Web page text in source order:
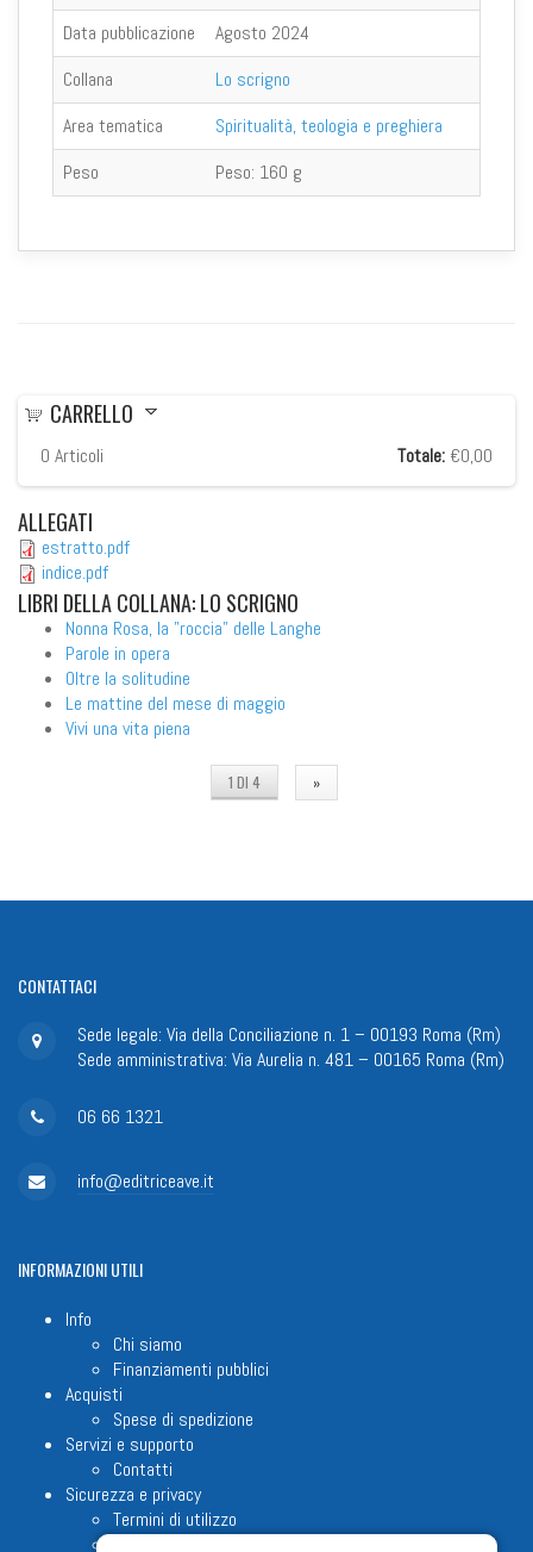
Data pubblicazione
Agosto 2024
Collana
Lo scrigno
Area tematica
Spiritualità, teologia e preghiera
Peso
Peso: 160 g
CARRELLO
0 Articoli Totale: €0,00
ALLEGATI
estratto.pdf
indice.pdf
LIBRI DELLA COLLANA: LO SCRIGNO
Nonna Rosa, la "roccia" delle Langhe
Parole in opera
Oltre la solitudine
Le mattine del mese di maggio
Vivi una vita piena
1 DI 4 »
CONTATTACI
Sede legale: Via della Conciliazione n. 1 – 00193 Roma (Rm)
Sede amministrativa: Via Aurelia n. 481 – 00165 Roma (Rm)
06 66 1321
info@editriceave.it
INFORMAZIONIUTILI
Info
Chi siamo
Finanziamenti pubblici
Acquisti
Spese di spedizione
Servizi e supporto
Contatti
Sicurezza e privacy
Termini di utilizzo